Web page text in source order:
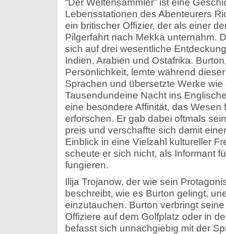
“Der Weltensammler” ist eine
Lebensstationen des Abenteurers
ein britischer Offizier, der als einer
Pilgerfahrt nach Mekka unternahm.
sich auf drei wesentliche
Indien, Arabien und Ostafrika.
Persönlichkeit, lernte während
Sprachen und übersetzte Werke
Tausendundeine Nacht ins
eine besondere Affinität, das Wesen
erforschen. Er gab dabei oftmals
preis und verschaffte sich damit
Einblick in eine Vielzahl kultureller
scheute er sich nicht, als Informant
fungieren.
Ilija Trojanow, der wie sein
beschreibt, wie es Burton gelingt,
einzutauchen. Burton verbringt
Offiziere auf dem Golfplatz oder in
befasst sich unnachgiebig mit der